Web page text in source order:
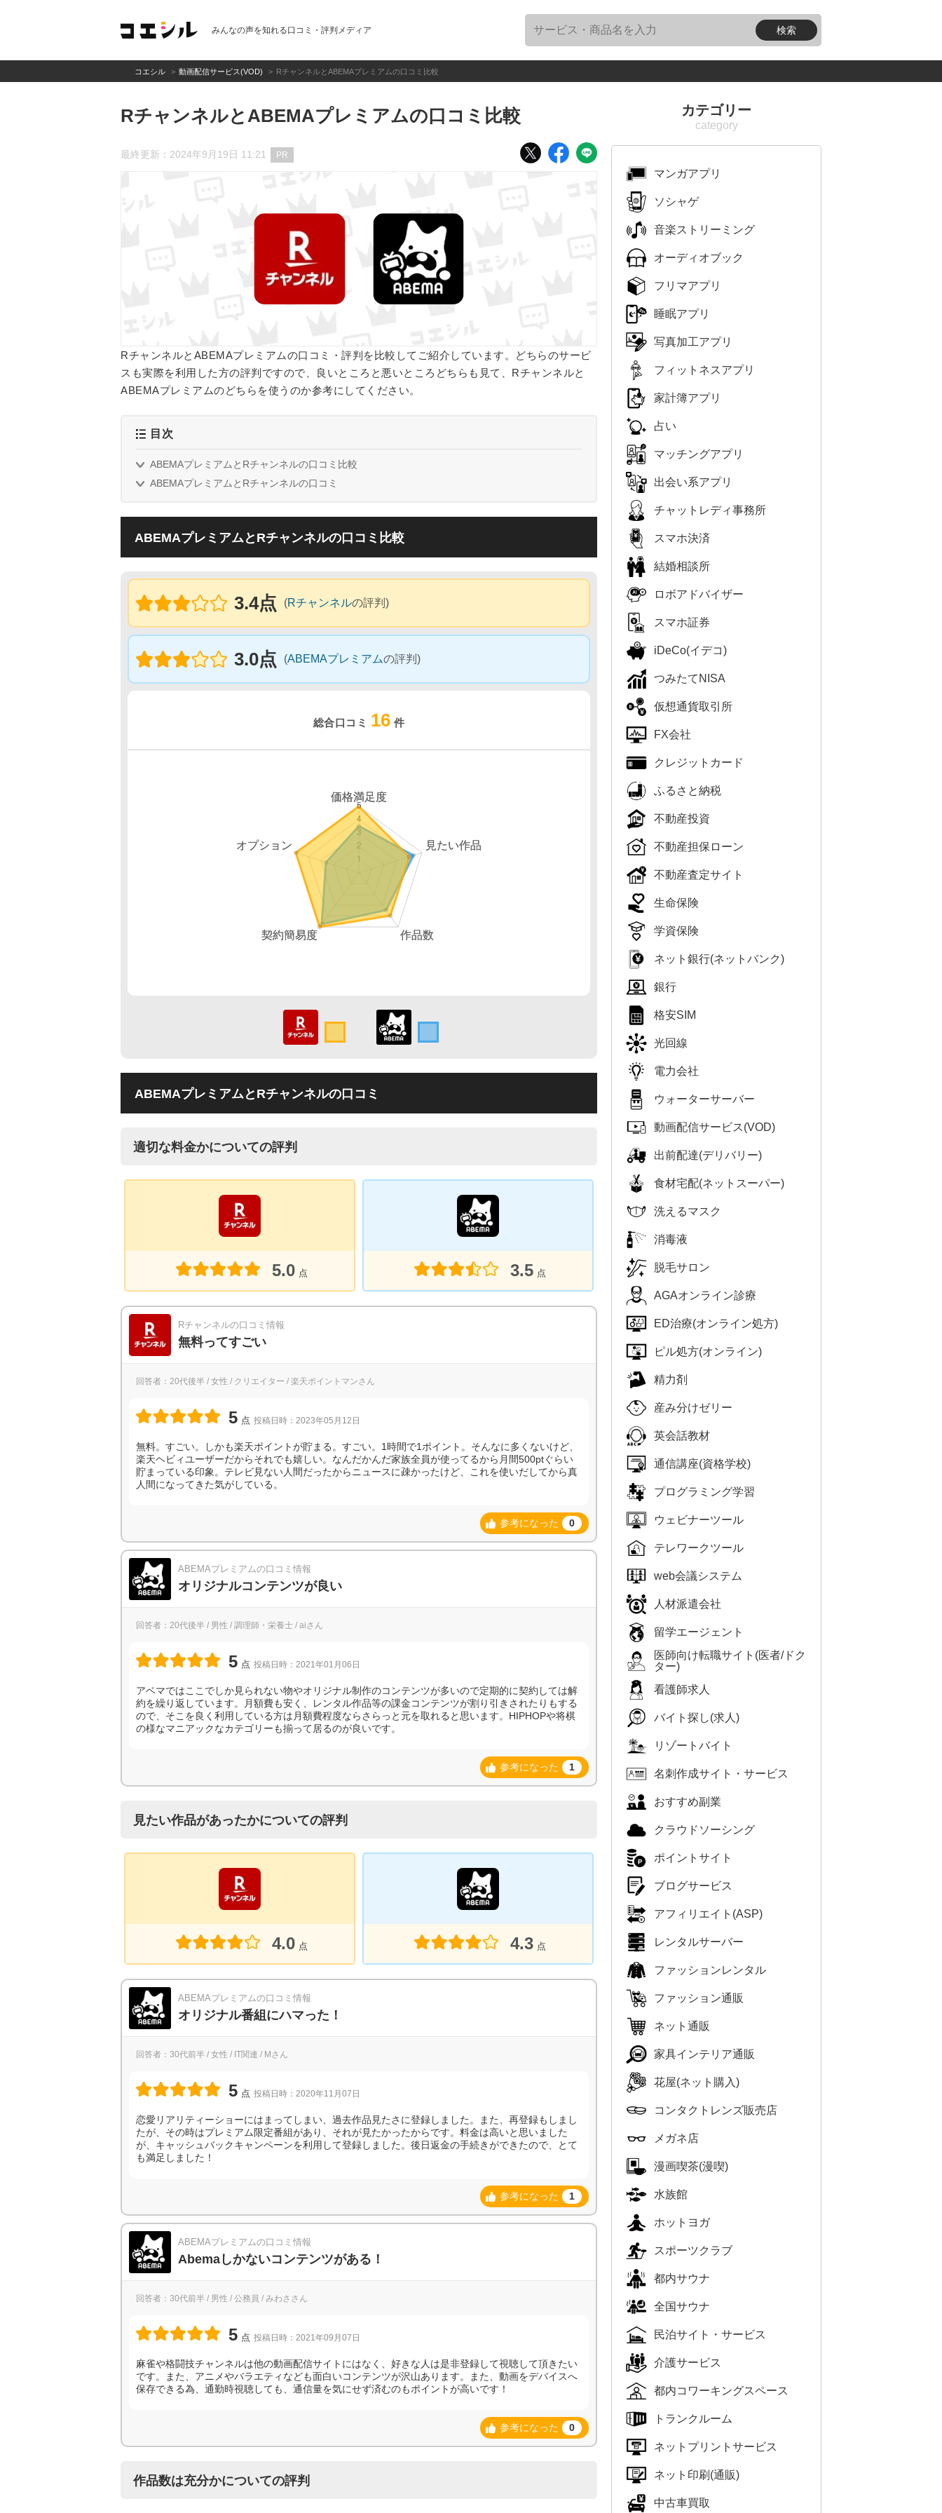
みんなの声を知れる口コミ・評判メディア
コエシル 動画配信サービス(VOD) RチャンネルとABEMAプレミアムの口コミ比較
RチャンネルとABEMAプレミアムの口コミ比較
最終更新：2024年9月19日 11:21 PR
RチャンネルとABEMAプレミアムの口コミ・評判を比較してご紹介しています。どちらのサービ
スも実際を利用した方の評判ですので、良いところと悪いところどちらも見て、Rチャンネルと
ABEMAプレミアムのどちらを使うのか参考にしてください。
目次
ABEMAプレミアムとRチャンネルの口コミ比較
ABEMAプレミアムとRチャンネルの口コミ
ABEMAプレミアムとRチャンネルの口コミ比較
3.4点 (Rチャンネルの評判)
3.0点 (ABEMAプレミアムの評判)
総合口コミ 16 件
ABEMAプレミアムとRチャンネルの口コミ
適切な料金かについての評判
5.0 点 3.5 点
Rチャンネルの口コミ情報
無料ってすごい
回答者：20代後半 / 女性 / クリエイター / 楽天ポイントマンさん
5 点 投稿日時：2023年05月12日
無料。すごい。しかも楽天ポイントが貯まる。すごい。1時間で1ポイント。そんなに多くないけど、
楽天ヘビィユーザーだからそれでも嬉しい。なんだかんだ家族全員が使ってるから月間500ptぐらい
貯まっている印象。テレビ見ない人間だったからニュースに疎かったけど、これを使いだしてから真
人間になってきた気がしている。
参考になった 0
ABEMAプレミアムの口コミ情報
オリジナルコンテンツが良い
回答者：20代後半 / 男性 / 調理師・栄養士 / aiさん
5 点 投稿日時：2021年01月06日
アベマではここでしか見られない物やオリジナル制作のコンテンツが多いので定期的に契約しては解
約を繰り返しています。月額費も安く、レンタル作品等の課金コンテンツが割り引きされたりもする
ので、そこを良く利用している方は月額費程度ならさらっと元を取れると思います。HIPHOPや将棋
の様なマニアックなカテゴリーも揃って居るのが良いです。
参考になった 1
見たい作品があったかについての評判
4.0 点 4.3 点
ABEMAプレミアムの口コミ情報
オリジナル番組にハマった！
回答者：30代前半 / 女性 / IT関連 / Mさん
5 点 投稿日時：2020年11月07日
恋愛リアリティーショーにはまってしまい、過去作品見たさに登録しました。また、再登録もしまし
たが、その時はプレミアム限定番組があり、それが見たかったからです。料金は高いと思いました
が、キャッシュバックキャンペーンを利用して登録しました。後日返金の手続きができたので、とて
も満足しました！
参考になった 1
ABEMAプレミアムの口コミ情報
Abemaしかないコンテンツがある！
回答者：30代前半 / 男性 / 公務員 / みわささん
5 点 投稿日時：2021年09月07日
麻雀や格闘技チャンネルは他の動画配信サイトにはなく、好きな人は是非登録して視聴して頂きたい
です。また、アニメやバラエティなども面白いコンテンツが沢山あります。また、動画をデバイスへ
保存できる為、通勤時視聴しても、通信量を気にせず済むのもポイントが高いです！
参考になった 0
作品数は充分かについての評判
カテゴリー
マンガアプリ
ソシャゲ
音楽ストリーミング
オーディオブック
フリマアプリ
睡眠アプリ
写真加工アプリ
フィットネスアプリ
家計簿アプリ
占い
マッチングアプリ
出会い系アプリ
チャットレディ事務所
スマホ決済
結婚相談所
ロボアドバイザー
スマホ証券
iDeCo(イデコ)
つみたてNISA
仮想通貨取引所
FX会社
クレジットカード
ふるさと納税
不動産投資
不動産担保ローン
不動産査定サイト
生命保険
学資保険
ネット銀行(ネットバンク)
銀行
格安SIM
光回線
電力会社
ウォーターサーバー
動画配信サービス(VOD)
出前配達(デリバリー)
食材宅配(ネットスーパー)
洗えるマスク
消毒液
脱毛サロン
AGAオンライン診療
ED治療(オンライン処方)
ピル処方(オンライン)
精力剤
産み分けゼリー
英会話教材
通信講座(資格学校)
プログラミング学習
ウェビナーツール
テレワークツール
web会議システム
人材派遣会社
留学エージェント
医師向け転職サイト(医者/ドク
ター)
看護師求人
バイト探し(求人)
リゾートバイト
名刺作成サイト・サービス
おすすめ副業
クラウドソーシング
ポイントサイト
ブログサービス
アフィリエイト(ASP)
レンタルサーバー
ファッションレンタル
ファッション通販
ネット通販
家具インテリア通販
花屋(ネット購入)
コンタクトレンズ販売店
メガネ店
漫画喫茶(漫喫)
水族館
ホットヨガ
スポーツクラブ
都内サウナ
全国サウナ
民泊サイト・サービス
介護サービス
都内コワーキングスペース
トランクルーム
ネットプリントサービス
ネット印刷(通販)
中古車買取